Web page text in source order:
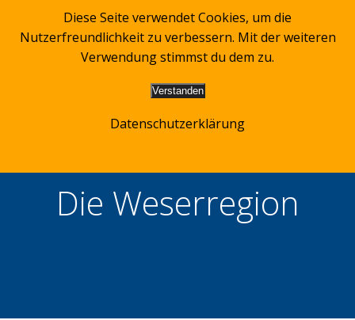
Zum
Inhalt
springen
Die Weserregion
Diese Seite verwendet Cookies, um die
Nutzerfreundlichkeit zu verbessern. Mit der weiteren
Verwendung stimmst du dem zu.
Verstanden
Datenschutzerklärung